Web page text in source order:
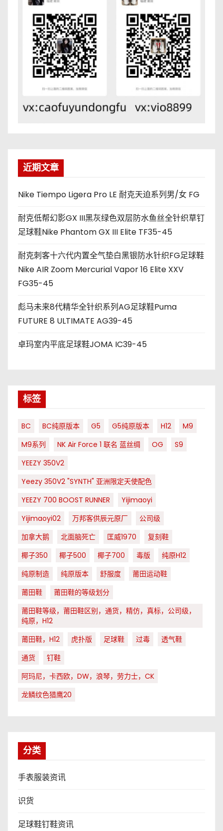
近期文章
Nike Tiempo Ligera Pro LE 耐克天迫系列男/女 FG
耐克低帮幻影GX III黑灰绿色双层防水鱼丝全针织草钉
足球鞋Nike Phantom GX III Elite TF35-45
耐克刺客十六代内置全气垫白黑银防水针织FG足球鞋
Nike AIR Zoom Mercurial Vapor 16 Elite XXV
FG35-45
彪马未来8代精华全针织系列AG足球鞋Puma
FUTURE 8 ULTIMATE AG39-45
卓玛室内平底足球鞋JOMA IC39-45
标签
BC BC纯原版本 G5 G5纯原版本 H12
M9
M9系列
NK Air Force 1 联名 蓝丝绸 OG
S9
YEEZY 350V2
Yeezy 350V2 "SYNTH" 亚洲限定天使配色
YEEZY 700 BOOST RUNNER
Yijimaoyi
Yijimaoyi02
万邦客供辰元原厂
公司级
加拿大鹅
北面脑死亡 匡威1970
复刻鞋
椰子350
椰子500 椰子700 毒版
纯原H12
纯原制造
纯原版本 舒服度
莆田运动鞋
莆田鞋
莆田鞋的等级划分
莆田鞋等级，莆田鞋区别，通货，精仿，真标，公司级，
纯原，H12
莆田鞋，H12
虎扑版 足球鞋 过毒
透气鞋
通货
钉鞋
阿玛尼，卡西欧，DW，浪琴，劳力士，CK
龙鳞纹色猎鹰20
分类
手表服装资讯
识货
足球鞋钉鞋资讯